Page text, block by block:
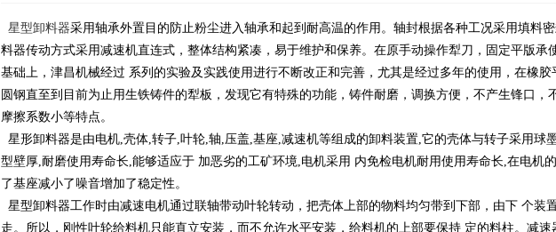
星型卸料器采用轴承外置目的防止粉尘进入轴承和起到耐高温的作用。轴封根据各种工况采用填料
料器传动方式采用减速机直连式，整体结构紧凑，易于维护和保养。在原手动操作犁刀，固定平版承
基础上，津昌机械经过 系列的实验及实践使用进行不断改正和完善，尤其是经过多年的使用，在橡胶
圆钢直至到目前为止用生铁铸件的犁板，发现它有特殊的功能，铸件耐磨，调换方便，不产生锋口，
摩擦系数小等特点。
星形卸料器是由电机,壳体,转子,叶轮,轴,压盖,基座,减速机等组成的卸料装置,它的壳体与转子采用球
型壁厚,耐磨使用寿命长,能够适应于 加恶劣的工矿环境,电机采用 内免检电机耐用使用寿命长,在电机
了基座减小了噪音增加了稳定性。
星型卸料器工作时由减速电机通过联轴带动叶轮转动，把壳体上部的物料均匀带到下部，由下 个装
走。所以，刚性叶轮给料机只能直立安装，而不允许水平安装，给料机的上部要保持 定的料柱。减速